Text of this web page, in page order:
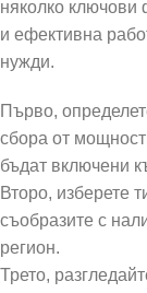
няколко ключови
и ефективна
нужди.
Първо,
сбора от
бъдат включени
Второ, изберете
съобразите с
регион.
Трето,